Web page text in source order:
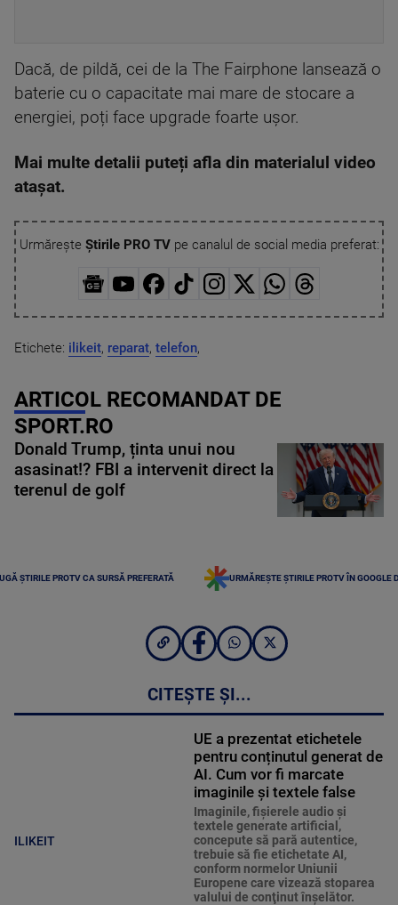
Dacă, de pildă, cei de la The Fairphone lansează o
baterie cu o capacitate mai mare de stocare a
energiei, poți face upgrade foarte ușor.
Mai multe detalii puteți afla din materialul video
atașat.
Urmărește Știrile PRO TVpe canalul de social media preferat:
Etichete: ilikeit, reparat, telefon,
ARTICOL RECOMANDAT DE
SPORT.RO
Donald Trump, ținta unui nou
asasinat!? FBI a intervenit direct la
terenul de golf
ȘTIRILE PROTV CA SURSĂ PREFERATĂ URMĂREȘTE ȘTIRILE PROTV ÎN GOOGLE
CITEȘTE ȘI...
ILIKEIT
UE a prezentat etichetele
pentru conținutul generat de
AI. Cum vor fi marcate
imaginile și textele false
Imaginile, fişierele audio şi
textele generate artificial,
concepute să pară autentice,
trebuie să fie etichetate AI,
conform normelor Uniunii
Europene care vizează stoparea
valului de conţinut înşelător.